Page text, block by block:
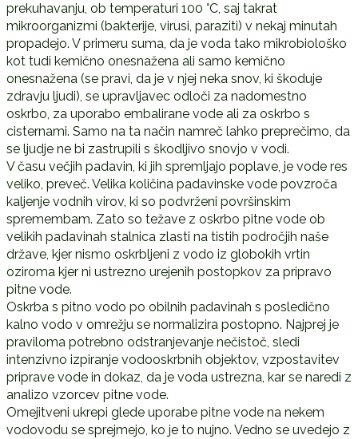
prekuhavanju, ob temperaturi 100 °C, saj takrat
mikroorganizmi (bakterije, virusi, paraziti) v nekaj minutah
propadejo. V primeru suma, da je voda tako mikrobiološko
kot tudi kemično onesnažena ali samo kemično
onesnažena (se pravi, da je v njej neka snov, ki škoduje
zdravju ljudi), se upravljavec odloči za nadomestno
oskrbo, za uporabo embalirane vode ali za oskrbo s
cisternami. Samo na ta način namreč lahko preprečimo, da
se ljudje ne bi zastrupili s škodljivo snovjo v vodi.
V času večjih padavin, ki jih spremljajo poplave, je vode res
veliko, preveč. Velika količina padavinske vode povzroča
kaljenje vodnih virov, ki so podvrženi površinskim
spremembam. Zato so težave z oskrbo pitne vode ob
velikih padavinah stalnica zlasti na tistih področjih naše
države, kjer nismo oskrbljeni z vodo iz globokih vrtin
oziroma kjer ni ustrezno urejenih postopkov za pripravo
pitne vode.
Oskrba s pitno vodo po obilnih padavinah s posledično
kalno vodo v omrežju se normalizira postopno. Najprej je
praviloma potrebno odstranjevanje nečistoč, sledi
intenzivno izpiranje vodooskrbnih objektov, vzpostavitev
priprave vode in dokaz, da je voda ustrezna, kar se naredi z
analizo vzorcev pitne vode.
Omejitveni ukrepi glede uporabe pitne vode na nekem
vodovodu se sprejmejo, ko je to nujno. Vedno se uvedejo z